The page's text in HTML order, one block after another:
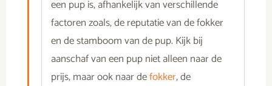
een pup is, afhankelijk van verschillende
factoren zoals, de reputatie van de fokker
en de stamboom van de pup. Kijk bij
aanschaf van een pup niet alleen naar de
prijs, maar ook naar defokker, de